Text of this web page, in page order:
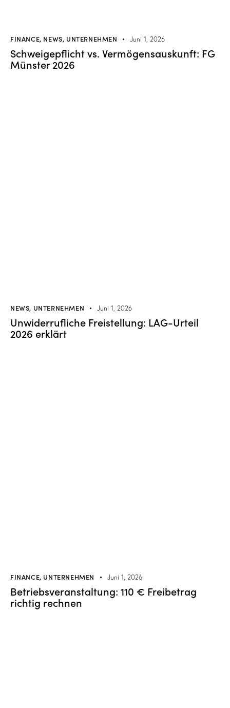
FINANCE, NEWS, UNTERNEHMEN Juni 1, 2026
Schweigepflicht vs. Vermögensauskunft: FG
Münster 2026
NEWS, UNTERNEHMEN Juni 1, 2026
Unwiderrufliche Freistellung: LAG-Urteil
2026 erklärt
FINANCE, UNTERNEHMEN Juni 1, 2026
Betriebsveranstaltung: 110 € Freibetrag
richtig rechnen